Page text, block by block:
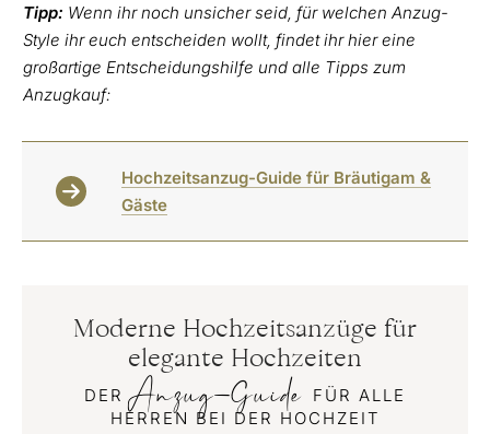
Tipp: Wenn ihr noch unsicher seid, für welchen Anzug-
Style ihr euch entscheiden wollt, findet ihr hier eine
großartige Entscheidungshilfe und alle Tipps zum
Anzugkauf:
Hochzeitsanzug-Guide für Bräutigam &
Gäste
Moderne Hochzeitsanzüge für
elegante Hochzeiten
DERAnzug-Guide
FÜR ALLE
HERREN BEI DER HOCHZEIT